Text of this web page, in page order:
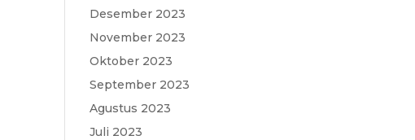
Desember 2023
November 2023
Oktober 2023
September 2023
Agustus 2023
Juli 2023